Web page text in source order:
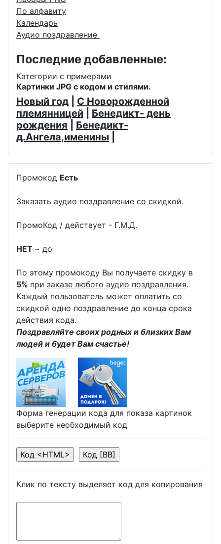
По алфавиту
Календарь
Аудио поздравление
Последние добавленные:
Категории с примерами
Картинки JPG с кодом и стилями.
Новый год
С Новорожденной
племянницей
Бенедикт- день
рождения
Бенедикт-
д.Ангела,именины
Промокод Есть
Заказать аудио поздравление со скидкой.
ПромоКод / действует - Г.М.Д.
НЕТ ~ до
По этому промокоду Вы получаете скидку в
5% при заказе любого аудио поздравления.
Каждый пользователь может оплатить со
скидкой одно поздравление до конца срока
действия кода.
Поздравляйте своих родных и близких Вам
людей и будет Вам счастье!
Форма генерации кода для показа картинок
выберите необходимый код
Клик по тексту выделяет код для копирования